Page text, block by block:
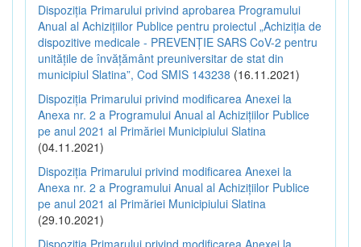
Dispoziția Primarului privind aprobarea Programului
Anual al Achizițiilor Publice pentru proiectul „Achiziția de
dispozitive medicale - PREVENȚIE SARS CoV-2 pentru
unitățile de învățământ preuniversitar de stat din
municipiul Slatina”, Cod SMIS 143238 (16.11.2021)
Dispoziția Primarului privind modificarea Anexei la
Anexa nr. 2 a Programului Anual al Achizițiilor Publice
pe anul 2021 al Primăriei Municipiului Slatina
(04.11.2021)
Dispoziția Primarului privind modificarea Anexei la
Anexa nr. 2 a Programului Anual al Achizițiilor Publice
pe anul 2021 al Primăriei Municipiului Slatina
(29.10.2021)
Dispoziția Primarului privind modificarea Anexei la